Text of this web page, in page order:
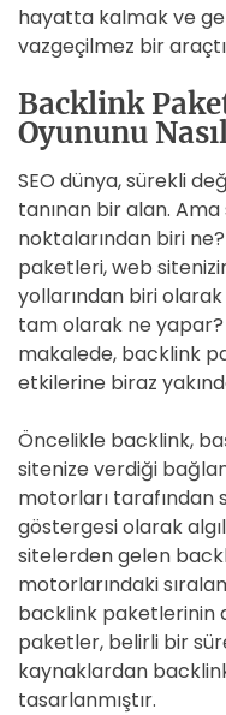
hayatta kalmak ve
vazgeçilmez bir
Backlink
Oyununu
SEO dünya, sürekli
tanınan bir alan.
noktalarından biri
paketleri, web
yollarından biri
tam olarak ne yapar?
makalede, backlink
etkilerine biraz
Öncelikle backlink,
sitenize verdiği
motorları tarafından
göstergesi olarak
sitelerden gelen
motorlarındaki
backlink paketlerinin
paketler, belirli bir
kaynaklardan
tasarlanmıştır.